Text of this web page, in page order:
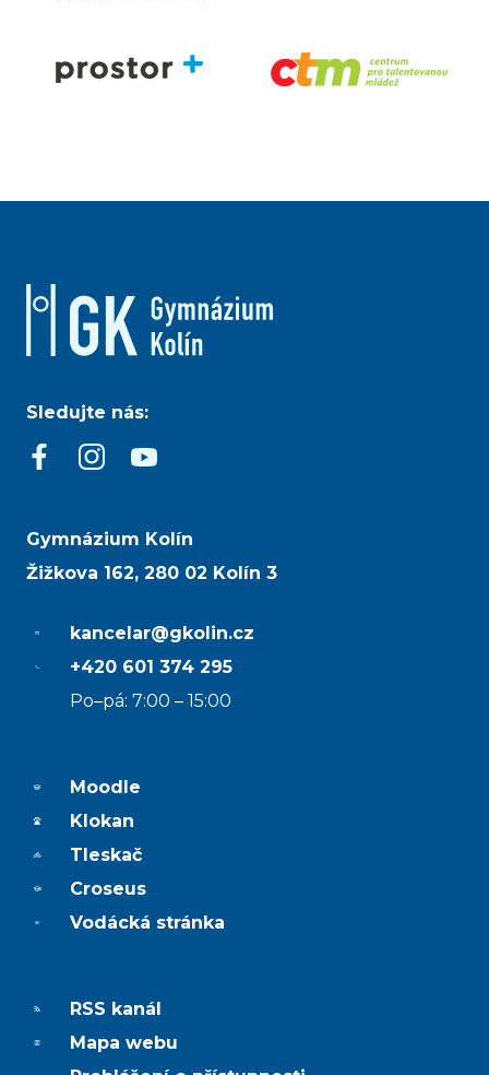
Sledujte nás:
Gymnázium Kolín
Žižkova 162, 280 02 Kolín 3
kancelar@gkolin.cz
+420 601 374 295
Po–pá: 7:00 – 15:00
Moodle
Klokan
Tleskač
Croseus
Vodácká stránka
RSS kanál
Mapa webu